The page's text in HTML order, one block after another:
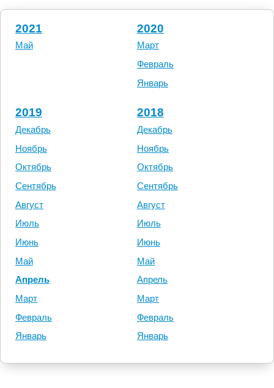
2021
Май
2020
Март
Февраль
Январь
2019
Декабрь
Ноябрь
Октябрь
Сентябрь
Август
Июль
Июнь
Май
Апрель
Март
Февраль
Январь
2018
Декабрь
Ноябрь
Октябрь
Сентябрь
Август
Июль
Июнь
Май
Апрель
Март
Февраль
Январь